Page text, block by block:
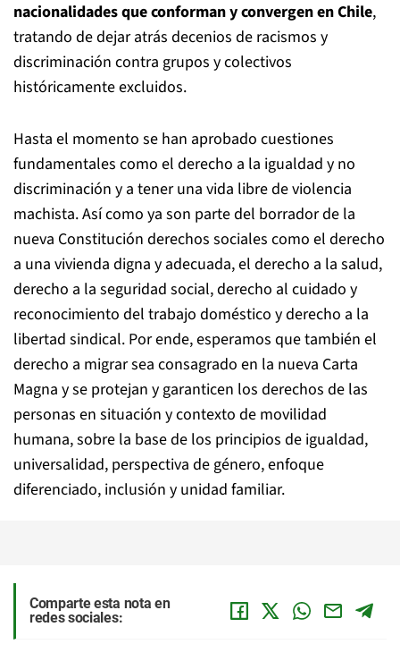
nacionalidades que conforman y convergen en Chile,
tratando de dejar atrás decenios de racismos y
discriminación contra grupos y colectivos
históricamente excluidos.
Hasta el momento se han aprobado cuestiones
fundamentales como el derecho a la igualdad y no
discriminación y a tener una vida libre de violencia
machista. Así como ya son parte del borrador de la
nueva Constitución derechos sociales como el derecho
a una vivienda digna y adecuada, el derecho a la salud,
derecho a la seguridad social, derecho al cuidado y
reconocimiento del trabajo doméstico y derecho a la
libertad sindical. Por ende, esperamos que también el
derecho a migrar sea consagrado en la nueva Carta
Magna y se protejan y garanticen los derechos de las
personas en situación y contexto de movilidad
humana, sobre la base de los principios de igualdad,
universalidad, perspectiva de género, enfoque
diferenciado, inclusión y unidad familiar.
Comparte esta nota en
redes sociales: